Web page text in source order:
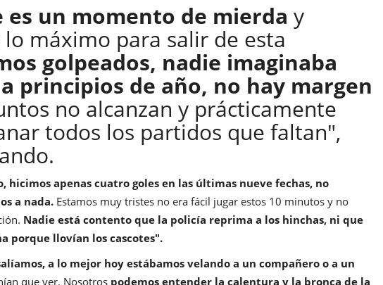
es un momento de mierda y
máximo para salir de esta
golpeados, nadie imaginaba
principios de año, no hay margen
no alcanzan y prácticamente
todos los partidos que faltan",
hicimos apenas cuatro goles en las últimas nueve fechas, no
a nada. Estamos muy tristes no era fácil jugar estos 10 minutos y no
Nadie está contento que la policía reprima a los hinchas, ni que
porque llovían los cascotes".
a lo mejor hoy estábamos velando a un compañero o a un
que ver. Nosotros podemos entender la calentura y la bronca de la